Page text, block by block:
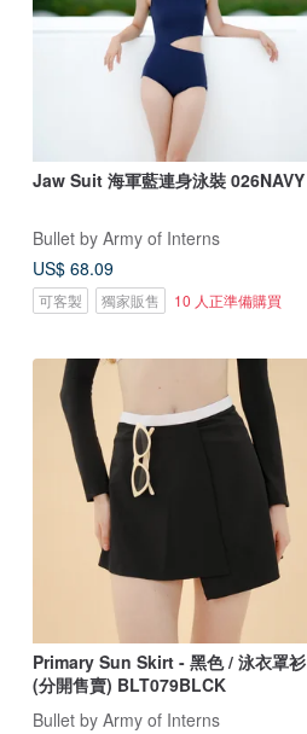
Jaw Suit 海軍藍連身泳裝 026NAVY
Bullet by Army of Interns
US$ 68.09
可客製 獨家販售 10 人正準備購買
Primary Sun Skirt - 黑色 / 泳衣罩衫
(分開售賣) BLT079BLCK
Bullet by Army of Interns